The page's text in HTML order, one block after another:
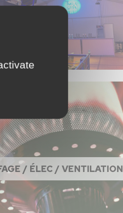
/ ÉLEC / VENTILATION